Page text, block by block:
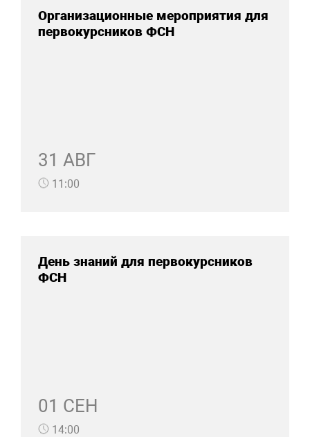
Организационные мероприятия для
первокурсников ФСН
31 АВГ
11:00
День знаний для первокурсников
ФСН
01 СЕН
14:00